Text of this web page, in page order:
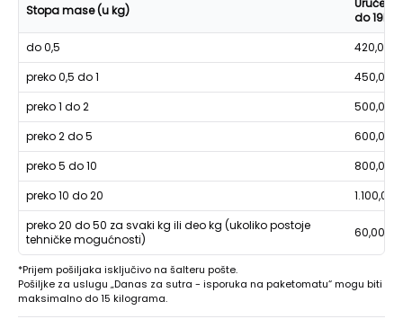
Stopa mase (u kg)
Uručenje
do 19h
do 0,5
420,00
preko 0,5 do 1
450,00
preko 1 do 2
500,00
preko 2 do 5
600,00
preko 5 do 10
800,00
preko 10 do 20
1.100,00
preko 20 do 50 za svaki kg ili deo kg (ukoliko postoje
tehničke mogućnosti)
60,00
*Prijem pošiljaka isključivo na šalteru pošte.
Pošiljke za uslugu „Danas za sutra - isporuka na paketomatu“ mogu biti
maksimalno do 15 kilograma.